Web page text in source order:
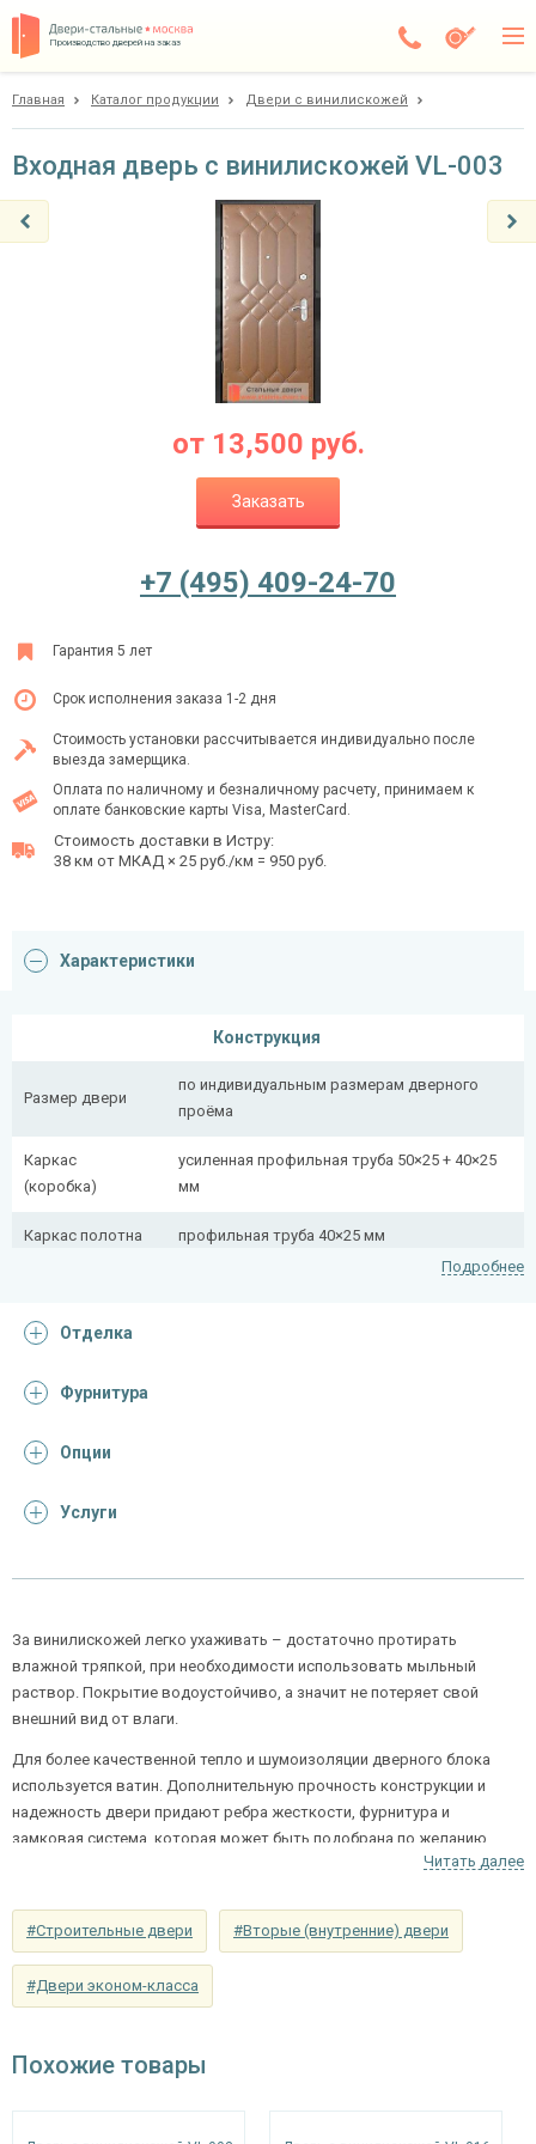
Производство дверей на заказ
О компании
+7 (495) 409-24-70
Главная Каталог продукции Двери с винилискожей
Входная дверь с винилискожей VL-003
от 13,500 руб.
Заказать
+7 (495) 409-24-70
Гарантия 5 лет
Срок исполнения заказа 1-2 дня
Стоимость установки рассчитывается индивидуально после
выезда замерщика.
Оплата по наличному и безналичному расчету, принимаем к
оплате банковские карты Visa, MasterCard.
Стоимость доставки в Истру:
38 км от МКАД × 25 руб./км = 950 руб.
Характеристики
Конструкция
Размер двери
по индивидуальным размерам дверного
проёма
Каркас
(коробка)
усиленная профильная труба 50×25 + 40×25
мм
Каркас полотна профильная труба 40×25 мм
Притворная
Ребра жесткости
выбор)
Запирающие устройства и фурнитура
ригельный, 2-х оборотный
цилиндровый «ПРО-САМ ЗВ 4-31/55» с
нажимной ручкой, 3-х ригельный, 2-х
Глазок
наблюдения
Петли ⌀22 мм (2 шт.)
устройства
Подробнее
Отделка
Фурнитура
Опции
Услуги
За винилискожей легко ухаживать – достаточно протирать
влажной тряпкой, при необходимости использовать мыльный
раствор. Покрытие водоустойчиво, а значит не потеряет свой
внешний вид от влаги.
Для более качественной тепло и шумоизоляции дверного блока
используется ватин. Дополнительную прочность конструкции и
надежность двери придают ребра жесткости, фурнитура и
замковая система, которая может быть подобрана по желанию
Входные металлические двери с отделкой из
винила прекрасно сочетаются с любыми
интерьерами.
Читать далее
#Строительные двери #Вторые (внутренние) двери
#Двери эконом-класса
Похожие товары